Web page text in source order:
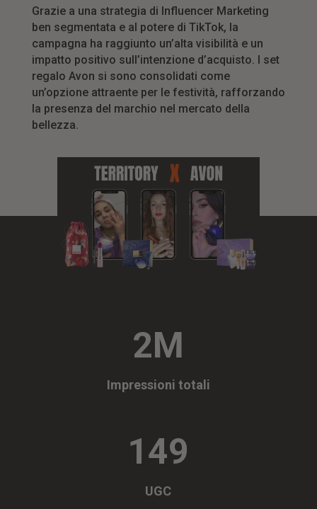
Grazie a una strategia di Influencer Marketing
ben segmentata e al potere di TikTok, la
campagna ha raggiunto un’alta visibilità e un
impatto positivo sull’intenzione d’acquisto. I set
regalo Avon si sono consolidati come
un’opzione attraente per le festività, rafforzando
la presenza del marchio nel mercato della
bellezza.
2M
Impressioni totali
149
UGC